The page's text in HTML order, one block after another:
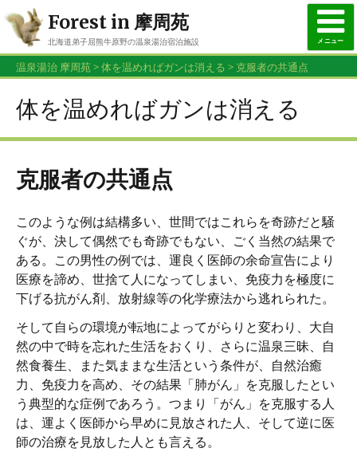
Forest in 摩周苑
北海道弟子屈熊牛原野の温泉湯治宿泊施設 メニュー
お問合せ・ご予約はお電話で 015-482-3926
温泉湯治 摩周苑>体を温めればガンは消える > 克服者の共通点
体を温めればガンは消える
克服者の共通点
このような例は結構多い、世間ではこれらを奇跡だと騒
ぐが、決して偶然でも奇跡でもない、ごく当然の結果で
ある。この男性の例では、運良く医師の余命宣告により
医療を諦め、世捨て人になってしまい、免疫力を極度に
下げる抗がん剤、放射線等の化学療法から逃れられた。
そして自らの環境が転地によってがらりと変わり、大自
然の中で時を忘れた生活をおくり、さらに温泉三昧、自
然食養生、また気ままな生活という条件が、自然治癒
力、免疫力を高め、その結果「肺がん」を克服したとい
う典型的な症例であろう。つまり「がん」を克服する人
は、運よく医師から早めに見放された人、そして逆に医
師の治療を見放した人とも言える。